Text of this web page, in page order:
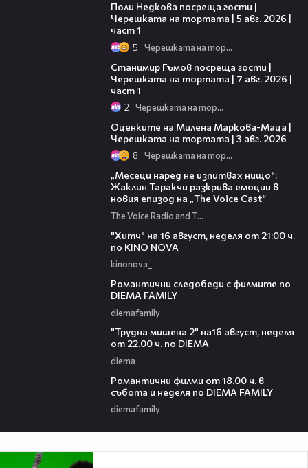
Поли Недкова посреща гости |
Черешката на тортата | 5 авг. 2026 |
част 1
5 Черешката на тортата
Станимир Гъмов посреща гости |
Черешката на тортата | 7 авг. 2026 |
част 1
2 Черешката на тортата
Оценките на Милена Маркова-Маца |
Черешката на тортата | 3 авг. 2026
8 Черешката на тортата
„Месеци наред не изпитвах нищо“:
Жаклин Таракчи разкрива емоции в
новия епизод на „The Voice Cast“
The Voice Radio and TV Bulgaria
"Хитч" на 16 август, неделя от 21:00 ч.
по KINO NOVA
kinonova_
Романтични следобеди с филмите по
DIEMA FAMILY
diemafamily
"Трудна мишена 2" на16 август, неделя
от 22.00 ч. по DIEMA
diema
Романтични филми от 18.00 ч. в
събота и неделя по DIEMA FAMILY
diemafamily